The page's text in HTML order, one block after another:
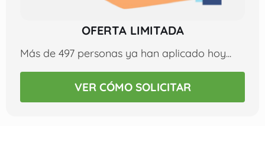
OFERTA LIMITADA
Más de 497 personas ya han aplicado hoy...
VER CÓMO SOLICITAR